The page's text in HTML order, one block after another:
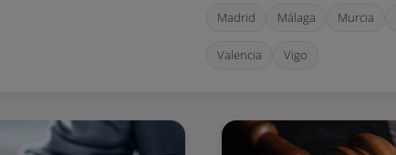
Madrid Málaga Murcia
Valencia Vigo